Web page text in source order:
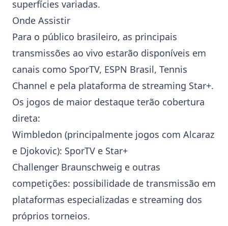
superfícies variadas.
Onde Assistir
Para o público brasileiro, as principais
transmissões ao vivo estarão disponíveis em
canais como SporTV, ESPN Brasil, Tennis
Channel e pela plataforma de streaming Star+.
Os jogos de maior destaque terão cobertura
direta:
Wimbledon (principalmente jogos com Alcaraz
e Djokovic): SporTV e Star+
Challenger Braunschweig e outras
competições: possibilidade de transmissão em
plataformas especializadas e streaming dos
próprios torneios.